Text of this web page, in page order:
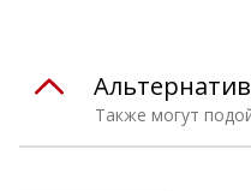
Также могут